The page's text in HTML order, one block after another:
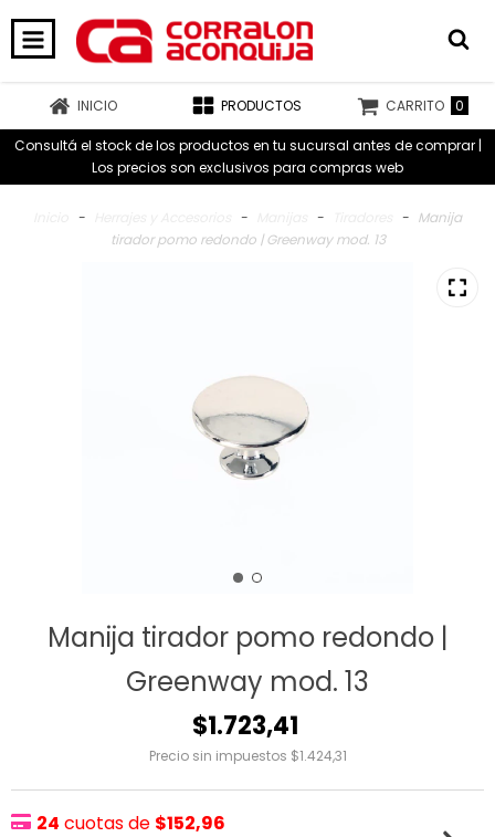
INICIO PRODUCTOS CARRITO 0
Consultá el stock de los productos en tu sucursal antes de comprar |
Los precios son exclusivos para compras web
- - - - Manija
tirador pomo redondo | Greenway mod. 13
Manija tirador pomo redondo |
Greenway mod. 13
$1.723,41
Precio sin impuestos $1.424,31
24 cuotas de $152,96